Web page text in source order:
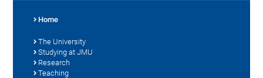
Home
The University
Studying at JMU
Research
Teaching